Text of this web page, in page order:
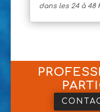
dans les 24 à 48